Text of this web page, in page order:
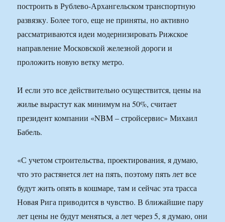
построить в Рублево-Архангельском транспортную
развязку. Более того, еще не приняты, но активно
рассматриваются идеи модернизировать Рижское
направление Московской железной дороги и
проложить новую ветку метро.
И если это все действительно осуществится, цены на
жилье вырастут как минимум на 50%, считает
президент компании «NBM – стройсервис» Михаил
Бабель.
«С учетом строительства, проектирования, я думаю,
что это растянется лет на пять, поэтому пять лет все
будут жить опять в кошмаре, там и сейчас эта трасса
Новая Рига приводится в чувство. В ближайшие пару
лет цены не будут меняться, а лет через 5, я думаю, они